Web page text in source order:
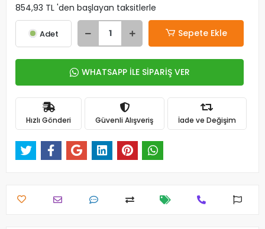
854,93 TL 'den başlayan taksitlerle
Adet Sepete Ekle
WHATSAPP İLE SİPARİŞ VER
Hızlı Gönderi Güvenli Alışveriş İade ve Değişim